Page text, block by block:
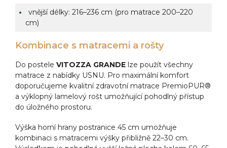
vnější délky: 216–236 cm (pro matrace 200–220
cm)
Kombinace s matracemi a rošty
Do postele VITOZZA GRANDE lze použít všechny
matrace z nabídky USNU. Pro maximální komfort
doporučujeme kvalitní zdravotní matrace PremioPUR®
a výklopný lamelový rošt umožňující pohodlný přístup
do úložného prostoru.
Výška horní hrany postranice 45 cm umožňuje
kombinaci s matracemi výšky přibližně 22–30 cm.